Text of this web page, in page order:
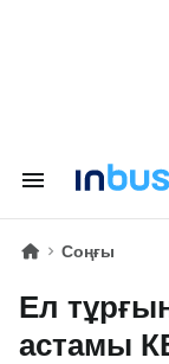
Соңғы
Ел
астамы